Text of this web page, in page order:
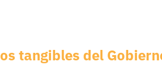
tangibles del